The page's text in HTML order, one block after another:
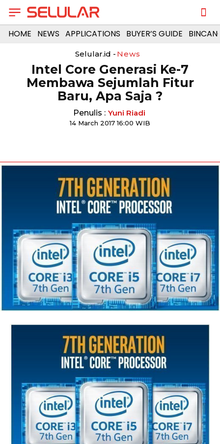
HOME NEWS APPLICATIONS BUYER’S GUIDE
Selular.id - News
Intel Core Generasi Ke-7
Membawa Sejumlah Fitur
Baru, Apa Saja ?
Penulis : Yuni Riadi
14 March 2017 16:00 WIB